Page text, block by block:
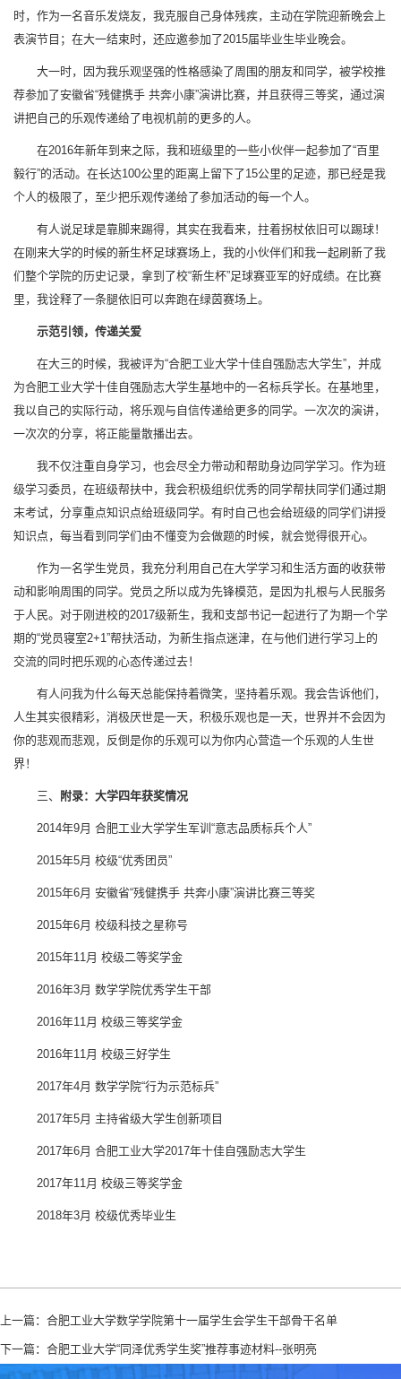
时，作为一名音乐发烧友，我克服自己身体残疾，主动在学院迎新晚会上
表演节目；在大一结束时，还应邀参加了2015届毕业生毕业晚会。
大一时，因为我乐观坚强的性格感染了周围的朋友和同学，被学校推
荐参加了安徽省“残健携手 共奔小康”演讲比赛，并且获得三等奖，通过演
讲把自己的乐观传递给了电视机前的更多的人。
在2016年新年到来之际，我和班级里的一些小伙伴一起参加了“百里
毅行”的活动。在长达100公里的距离上留下了15公里的足迹，那已经是我
个人的极限了，至少把乐观传递给了参加活动的每一个人。
有人说足球是靠脚来踢得，其实在我看来，拄着拐杖依旧可以踢球！
在刚来大学的时候的新生杯足球赛场上，我的小伙伴们和我一起刷新了我
们整个学院的历史记录，拿到了校“新生杯”足球赛亚军的好成绩。在比赛
里，我诠释了一条腿依旧可以奔跑在绿茵赛场上。
示范引领，传递关爱
在大三的时候，我被评为“合肥工业大学十佳自强励志大学生”，并成
为合肥工业大学十佳自强励志大学生基地中的一名标兵学长。在基地里，
我以自己的实际行动，将乐观与自信传递给更多的同学。一次次的演讲，
一次次的分享，将正能量散播出去。
我不仅注重自身学习，也会尽全力带动和帮助身边同学学习。作为班
级学习委员，在班级帮扶中，我会积极组织优秀的同学帮扶同学们通过期
末考试，分享重点知识点给班级同学。有时自己也会给班级的同学们讲授
知识点，每当看到同学们由不懂变为会做题的时候，就会觉得很开心。
作为一名学生党员，我充分利用自己在大学学习和生活方面的收获带
动和影响周围的同学。党员之所以成为先锋模范，是因为扎根与人民服务
于人民。对于刚进校的2017级新生，我和支部书记一起进行了为期一个学
期的“党员寝室2+1”帮扶活动，为新生指点迷津，在与他们进行学习上的
交流的同时把乐观的心态传递过去！
有人问我为什么每天总能保持着微笑，坚持着乐观。我会告诉他们，
人生其实很精彩，消极厌世是一天，积极乐观也是一天，世界并不会因为
你的悲观而悲观，反倒是你的乐观可以为你内心营造一个乐观的人生世
界！
三、 附录：大学四年获奖情况
2014年9月 合肥工业大学学生军训“意志品质标兵个人”
2015年5月 校级“优秀团员”
2015年6月 安徽省“残健携手 共奔小康”演讲比赛三等奖
2015年6月 校级科技之星称号
2015年11月 校级二等奖学金
2016年3月 数学学院优秀学生干部
2016年11月 校级三等奖学金
2016年11月 校级三好学生
2017年4月 数学学院“行为示范标兵”
2017年5月 主持省级大学生创新项目
2017年6月 合肥工业大学2017年十佳自强励志大学生
2017年11月 校级三等奖学金
2018年3月 校级优秀毕业生
上一篇： 合肥工业大学数学学院第十一届学生会学生干部骨干名单
下一篇： 合肥工业大学“同泽优秀学生奖”推荐事迹材料--张明亮